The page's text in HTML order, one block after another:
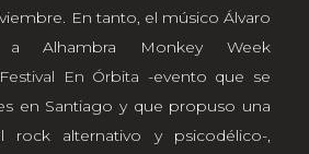
En tanto, el músico Álvaro
a Alhambra Monkey Week
Festival En Órbita -evento que se
en Santiago y que propuso una
rock alternativo y psicodélico-,